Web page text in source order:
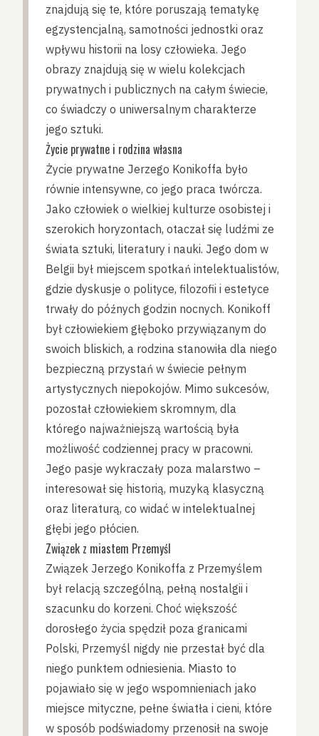
znajdują się te, które poruszają tematykę
egzystencjalną, samotności jednostki oraz
wpływu historii na losy człowieka. Jego
obrazy znajdują się w wielu kolekcjach
prywatnych i publicznych na całym świecie,
co świadczy o uniwersalnym charakterze
jego sztuki.
Życie prywatne i rodzina własna
Życie prywatne Jerzego Konikoffa było
równie intensywne, co jego praca twórcza.
Jako człowiek o wielkiej kulturze osobistej i
szerokich horyzontach, otaczał się ludźmi ze
świata sztuki, literatury i nauki. Jego dom w
Belgii był miejscem spotkań intelektualistów,
gdzie dyskusje o polityce, filozofii i estetyce
trwały do późnych godzin nocnych. Konikoff
był człowiekiem głęboko przywiązanym do
swoich bliskich, a rodzina stanowiła dla niego
bezpieczną przystań w świecie pełnym
artystycznych niepokojów. Mimo sukcesów,
pozostał człowiekiem skromnym, dla
którego najważniejszą wartością była
możliwość codziennej pracy w pracowni.
Jego pasje wykraczały poza malarstwo –
interesował się historią, muzyką klasyczną
oraz literaturą, co widać w intelektualnej
głębi jego płócien.
Związek z miastem Przemyśl
Związek Jerzego Konikoffa z Przemyślem
był relacją szczególną, pełną nostalgii i
szacunku do korzeni. Choć większość
dorosłego życia spędził poza granicami
Polski, Przemyśl nigdy nie przestał być dla
niego punktem odniesienia. Miasto to
pojawiało się w jego wspomnieniach jako
miejsce mityczne, pełne światła i cieni, które
w sposób podświadomy przenosił na swoje